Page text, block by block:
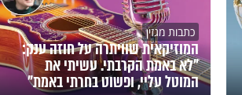
כתבות מגזין
המוזיקאית שוויתרה על חוזה ענק:
"לא באמת הקרבתי. עשיתי את
המוטל עליי, ופשוט בחרתי באמת"